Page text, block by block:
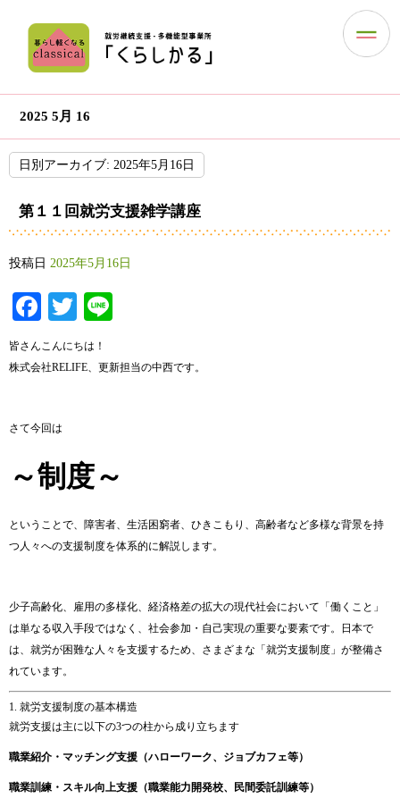
2025 5月 16
日別アーカイブ: 2025年5月16日
第１１回就労支援雑学講座
投稿日 2025年5月16日
Facebook
Twitter
皆さんこんにちは！
株式会社RELIFE、更新担当の中西です。
さて今回は
～制度～
ということで、 障害者、 生活困窮者、 ひき こ も り、 高齢者など多様な背景を持
つ 人々への支援制度を体系的に解説し ます。
少子高齢化、 雇用の多様化、 経済格差の拡大の現代社会において「 働く こと」
は単なる収入手段ではなく、 社会参加・ 自己実現の重要な要素です。 日本で
は、 就労が困難な 人々 を支援するため、 さまざま な「 就労支援制度」 が整備さ
れています。
1. 就労支援制度の基本構造
就労支援は主に 以下の3つの柱から 成り立ち ます
職業紹介・ マッチング支援（ハローワーク、 ジョブカフェ等）
職業訓練・ スキル向上支援（職業能力 開発校、 民間委託訓練等）